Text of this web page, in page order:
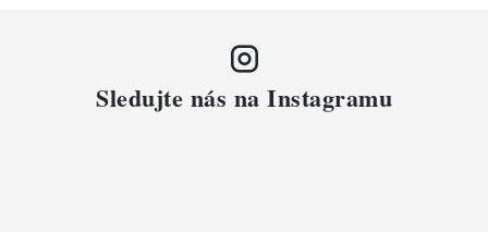
Sledujte nás na Instagramu